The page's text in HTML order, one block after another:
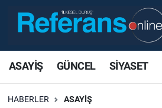
ASAYİŞ GÜNCEL SİYASET
HABERLER ASAYİŞ